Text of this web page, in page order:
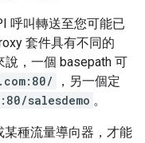
呼叫轉送至您可能已
套件具有不同的
，一個 basepath 可
，另一個定
salesdemo 。
種流量導向器，才能